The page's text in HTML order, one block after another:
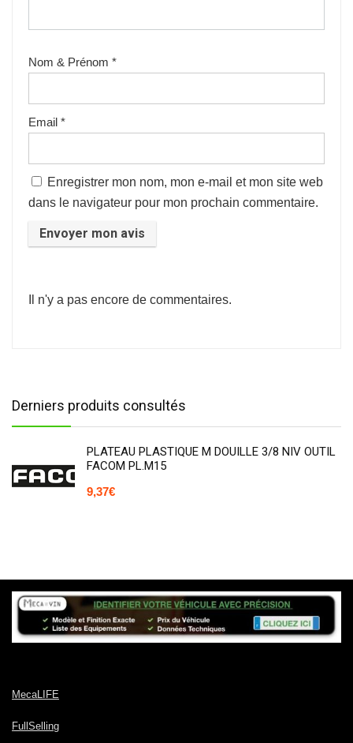
Nom & Prénom *
Email *
Enregistrer mon nom, mon e-mail et mon site web
dans le navigateur pour mon prochain commentaire.
Il n'y a pas encore de commentaires.
Derniers produits consultés
PLATEAU PLASTIQUE M DOUILLE 3/8 NIV OUTIL
FACOM PL.M15
9,37€
MecaLIFE
FullSelling